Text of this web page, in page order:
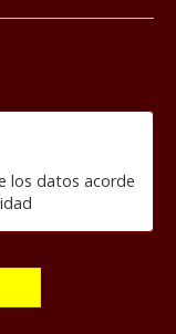
los datos acorde